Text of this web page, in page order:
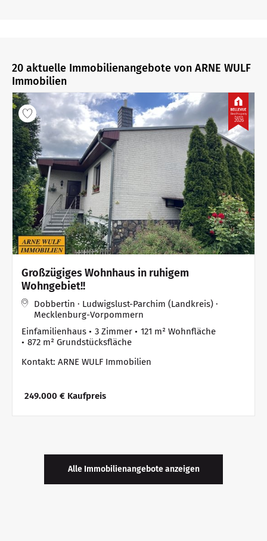
20 aktuelle Immobilienangebote von ARNE WULF
Immobilien
Großzügiges Wohnhaus in ruhigem
Wohngebiet!!
Dobbertin · Ludwigslust-Parchim (Landkreis) ·
Mecklenburg-Vorpommern
Einfamilienhaus
3 Zimmer
121 m² Wohnfläche
872 m² Grundstücksfläche
Kontakt: ARNE WULF Immobilien
2026
Best Property
Agents
249.000 € Kaufpreis
Alle Immobilienangebote anzeigen